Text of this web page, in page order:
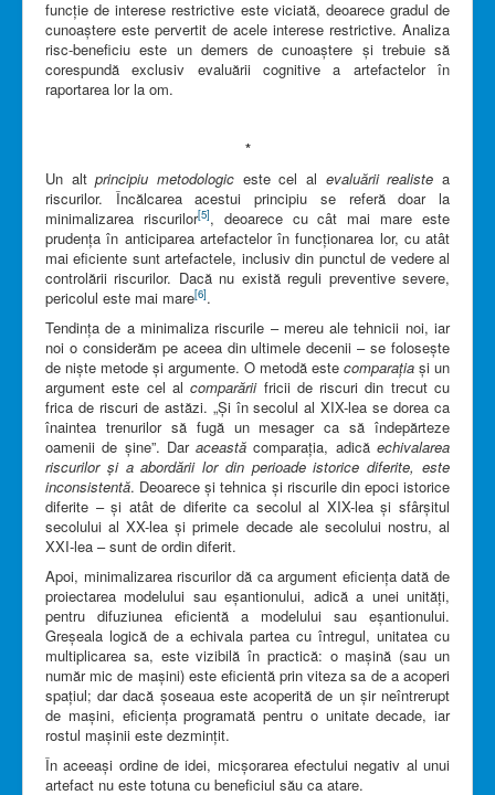
funcție de interese restrictive este viciată, deoarece gradul de
cunoaștere este pervertit de acele interese restrictive. Analiza
risc-beneficiu este un demers de cunoaștere și trebuie să
corespundă exclusiv evaluării cognitive a artefactelor în
raportarea lor la om.
*
Un altprincipiu metodologic este cel al evaluării realiste a
riscurilor. Încălcarea acestui principiu se referă doar la
minimalizarea riscurilor[5], deoarece cu cât mai mare este
prudența în anticiparea artefactelor în funcționarea lor, cu atât
mai eficiente sunt artefactele, inclusiv din punctul de vedere al
controlării riscurilor. Dacă nu există reguli preventive severe,
pericolul este mai mare[6].
Tendința de a minimaliza riscurile – mereu ale tehnicii noi, iar
noi o considerăm pe aceea din ultimele decenii – se folosește
de niște metode și argumente. O metodă este comparația și un
argument este cel alcomparăriifricii de riscuri din trecut cu
frica de riscuri de astăzi. „Și în secolul al XIX-lea se dorea ca
înaintea trenurilor să fugă un mesager ca să îndepărteze
oamenii de șine”. Daraceastă comparația, adicăechivalarea
riscurilor și a abordării lor din perioade istorice diferite, este
inconsistentă. Deoarece și tehnica și riscurile din epoci istorice
diferite – și atât de diferite ca secolul al XIX-lea și sfârșitul
secolului al XX-lea și primele decade ale secolului nostru, al
XXI-lea – sunt de ordin diferit.
Apoi, minimalizarea riscurilor dă ca argument eficiența dată de
proiectarea modelului sau eșantionului, adică a unei unități,
pentru difuziunea eficientă a modelului sau eșantionului.
Greșeala logică de a echivala partea cu întregul, unitatea cu
multiplicarea sa, este vizibilă în practică: o mașină (sau un
număr mic de mașini) este eficientă prin viteza sa de a acoperi
spațiul; dar dacă șoseaua este acoperită de un șir neîntrerupt
de mașini, eficiența programată pentru o unitate decade, iar
rostul mașinii este dezmințit.
În aceeași ordine de idei, micșorarea efectului negativ al unui
artefact nu este totuna cu beneficiul său ca atare.